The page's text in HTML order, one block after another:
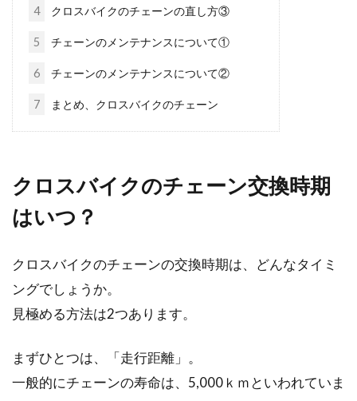
「24インチって子供用でしょう。もっと大きな
大人用のサイズはないの？」「いえ、これは大
スプロケットの交換ってどうやる
自転車のスプロケットの交換方法、ご存じです
ロードバイク選び！サイズは小さい
ロードバイクを乗っている方は、自分の適性サ
イズを上手く選んで、しっかり自分の乗りやす
4 クロスバイクのチェーンの直し方③
5 チェーンのメンテナンスについて①
6 チェーンのメンテナンスについて②
7 まとめ、クロスバイクのチェーン
クロスバイクのチェーン交換時期
はいつ？
クロスバイクのチェーンの交換時期は、どんなタイミ
ングでしょうか。
見極める方法は2つあります。
まずひとつは、「走行距離」。
一般的にチェーンの寿命は、5,000ｋｍといわれていま